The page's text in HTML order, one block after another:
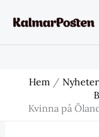
Hem
Kvinna på